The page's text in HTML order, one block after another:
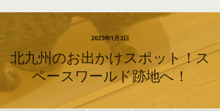
2023年1月3日
北九州のお出かけスポット！ス
ペースワールド跡地へ！